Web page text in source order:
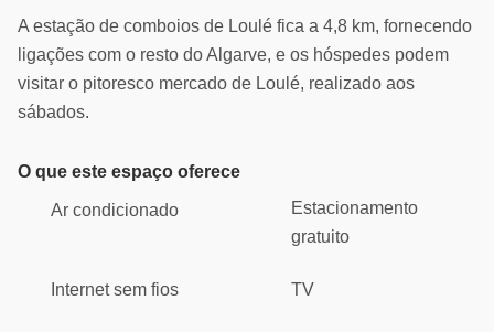
A estação de comboios de Loulé fica a 4,8 km, fornecendo
ligações com o resto do Algarve, e os hóspedes podem
visitar o pitoresco mercado de Loulé, realizado aos
sábados.
O que este espaço oferece
Ar condicionado
Estacionamento
gratuito
Internet sem fios TV